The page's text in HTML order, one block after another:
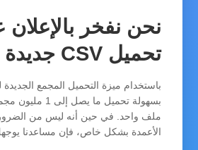
نحن نفخر
تحميل CSV جديدة بالجملة
بسهولة تحميل ما
ملف واحد. في حين أنه ليس من
الأعمدة بشكل خاص، فإن مساعدنا